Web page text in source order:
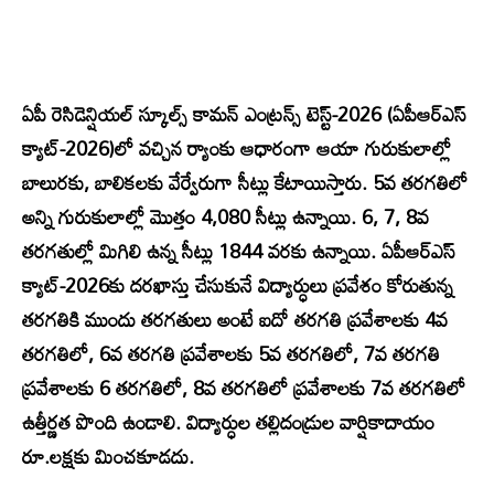
ఏపీ రెసిడెన్షియల్ స్కూల్స్‌ కామన్‌ ఎంట్రన్స్‌ టెస్ట్‌-2026 (ఏపీఆర్‌ఎస్‌
క్యాట్‌-2026)లో వచ్చిన ర్యాంకు ఆధారంగా ఆయా గురుకులాల్లో
బాలురకు, బాలికలకు వేర్వేరుగా సీట్లు కేటాయిస్తారు. 5వ తరగతిలో
అన్ని గురుకులాల్లో మొత్తం 4,080 సీట్లు ఉన్నాయి. 6, 7, 8వ
తరగతుల్లో మిగిలి ఉన్న సీట్లు 1844 వరకు ఉన్నాయి. ఏపీఆర్‌ఎస్‌
క్యాట్‌-2026కు దరఖాస్తు చేసుకునే విద్యార్ధులు ప్రవేశం కోరుతున్న
తరగతికి ముందు తరగతులు అంటే ఐదో తరగతి ప్రవేశాలకు 4వ
తరగతిలో, 6వ తరగతి ప్రవేశాలకు 5వ తరగతిలో, 7వ తరగతి
ప్రవేశాలకు 6 తరగతిలో, 8వ తరగతిలో ప్రవేశాలకు 7వ తరగతిలో
ఉత్తీర్ణత పొంది ఉండాలి. విద్యార్ధుల తల్లిదండ్రుల వార్షికాదాయం
రూ.లక్షకు మించకూడదు.